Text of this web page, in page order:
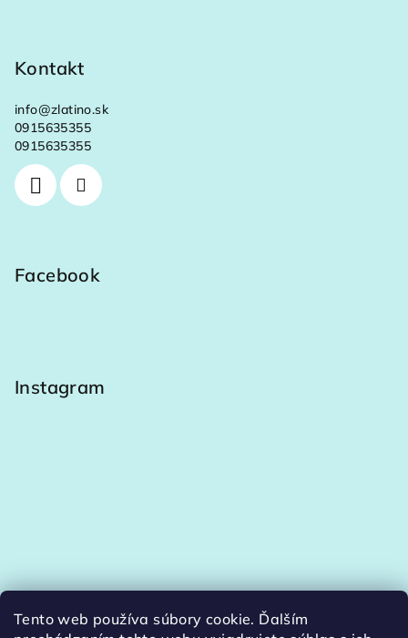
Tento web používa súbory cookie. Ďalším
Kontakt
info@zlatino.sk
0915635355
0915635355
Facebook
Instagram
Sledovať na Instagrame